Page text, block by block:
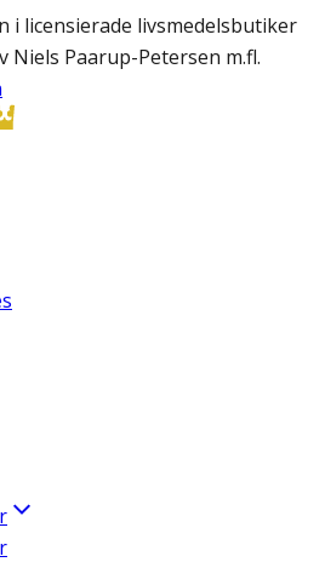
i licensierade livsmedelsbutiker
Niels Paarup-Petersen m.fl.